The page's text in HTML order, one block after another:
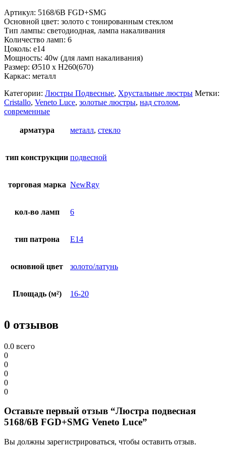
Артикул: 5168/6B FGD+SMG
Основной цвет: золото с тонированным стеклом
Тип лампы: светодиодная, лампа накаливания
Количество ламп: 6
Цоколь: e14
Мощность: 40w (для ламп накаливания)
Размер: Ø510 x H260(670)
Каркас: металл
Категории: Люстры Подвесные, Хрустальные люстры Метки:
Cristallo, Veneto Luce, золотые люстры, над столом,
современные
арматура металл, стекло
тип конструкции подвесной
торговая марка NewRgy
кол-во ламп 6
тип патрона E14
основной цвет золото/латунь
Площадь (м²) 16-20
0 отзывов
0.0 всего
0
0
0
0
0
Оставьте первый отзыв “Люстра подвесная
5168/6B FGD+SMG Veneto Luce”
Вы должны зарегистрироваться, чтобы оставить отзыв.